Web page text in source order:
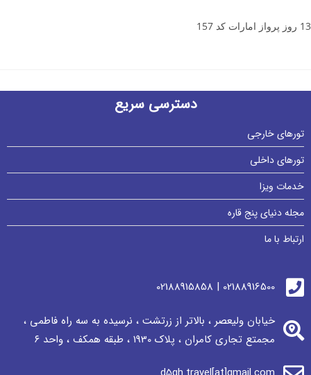
13 روز پرواز امارات کد 157
دسترسی سریع
تورهای خارجی
تورهای داخلی
خدمات ویزا
مجله دنیای پنج قاره
ارتباط با ما
02188916500 | 02188915858
خیابان ولیعصر ، بالاتر از زرتشت ، نرسيده به سه راه فاطمی ،
مجمتع تجاری كامران ، پلاک 1930 ، طبقه همکف ، واحد ٦